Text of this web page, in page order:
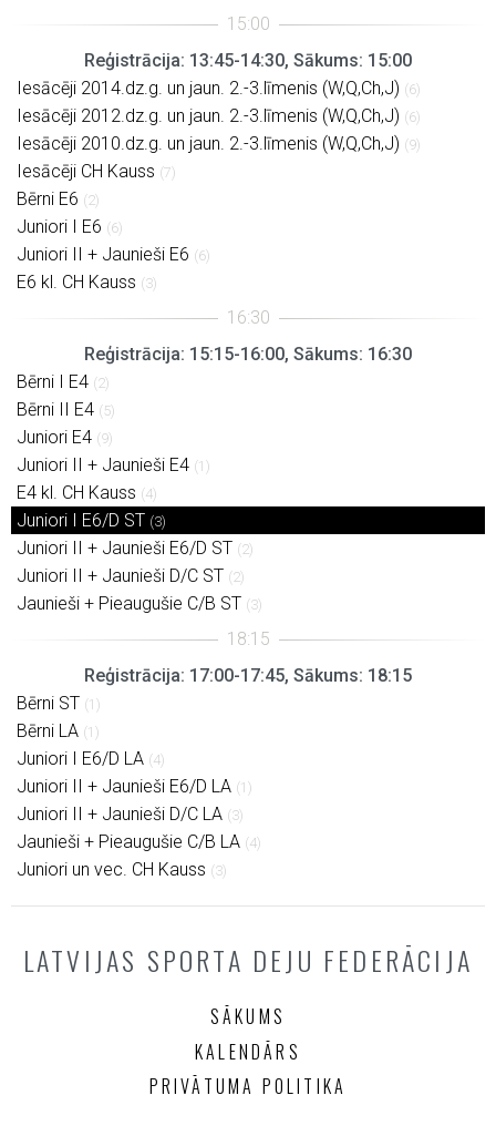
Reģistrācija: 13:45-14:30, Sākums: 15:00
Iesācēji 2014.dz.g. un jaun. 2.-3.līmenis (W,Q,Ch,J) (6)
Iesācēji 2012.dz.g. un jaun. 2.-3.līmenis (W,Q,Ch,J) (6)
Iesācēji 2010.dz.g. un jaun. 2.-3.līmenis (W,Q,Ch,J) (9)
Iesācēji CH Kauss (7)
Bērni E6 (2)
Juniori I E6 (6)
Juniori II + Jaunieši E6 (6)
E6 kl. CH Kauss (3)
Reģistrācija: 15:15-16:00, Sākums: 16:30
Bērni I E4 (2)
Bērni II E4 (5)
Juniori E4 (9)
Juniori II + Jaunieši E4 (1)
E4 kl. CH Kauss (4)
Juniori I E6/D ST (3)
Juniori II + Jaunieši E6/D ST (2)
Juniori II + Jaunieši D/C ST (2)
Jaunieši + Pieaugušie C/B ST (3)
Reģistrācija: 17:00-17:45, Sākums: 18:15
Bērni ST (1)
Bērni LA (1)
Juniori I E6/D LA (4)
Juniori II + Jaunieši E6/D LA (1)
Juniori II + Jaunieši D/C LA (3)
Jaunieši + Pieaugušie C/B LA (4)
Juniori un vec. CH Kauss (3)
LATVIJAS SPORTA DEJU FEDERĀCIJA
SĀKUMS
KALENDĀRS
PRIVĀTUMA POLITIKA